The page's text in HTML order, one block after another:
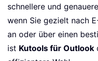
schnellere und
wenn Sie gezielt nach
an oder über einen
ist Kutools für Outlook